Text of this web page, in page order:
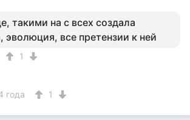
такими на с всех создала
эволюция, все претензии к ней
1
года
1